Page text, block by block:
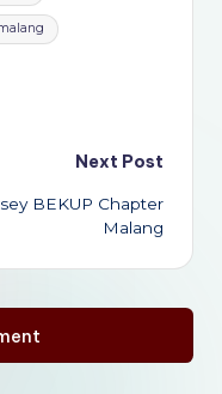
Next Post
BEKUP Chapter
Malang